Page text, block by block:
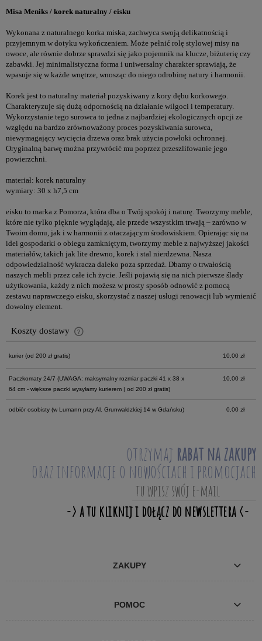
Misa Meniks / korek naturalny / eisku
Wykonana z naturalnego korka miska, zachwyca swoją delikatnością i
przyjemnym w dotyku wykończeniem. Może pełnić rolę stylowej misy na
owoce, ale równie dobrze sprawdzi się jako pojemnik na klucze, biżuterię czy
zabawki. Jej minimalistyczna forma i uniwersalny charakter sprawiają, że
wpasuje się w każde wnętrze, wnosząc do niego odrobinę natury i harmonii.
Korek jest to naturalny materiał pozyskiwany z kory dębu korkowego.
Charakteryzuje się dużą odpornością na działanie wilgoci i temperatury.
Wykorzystanie tego surowca to jedna z najbardziej ekologicznych opcji ze
względu na bardzo zrównoważony proces pozyskiwania surowca,
niewymagający wycięcia drzewa oraz brak użycia powłoki ochronnej.
Oryginalną barwę można przywrócić mu poprzez przeszlifowanie jego
powierzchni.
materiał: korek naturalny
wymiary: 30 x h7,5 cm
eisku to marka z Pomorza, która dba o Twój spokój i naturę. Tworzymy meble,
które nie tylko pięknie wyglądają, ale przede wszystkim trwają – zarówno w
Twoim domu, jak i w harmonii z otaczającym środowiskiem. Opierając się na
idei gospodarki o obiegu zamkniętym, tworzymy meble z najwyższej jakości
materiałów, takich jak lite drewno, korek i stal nierdzewna. Nasza
odpowiedzialność wykracza daleko poza sprzedaż. Dbamy o trwałością
naszych mebli przez całe ich życie. Jeśli pojawią się na nich pierwsze ślady
użytkowania, każdy z nich możesz w prosty sposób odnowić z pomocą
zestawu naprawczego eisku, skorzystać z naszej usługi renowacji lub wymienić
dowolny element.
Koszty dostawy
Cena nie zawiera ewentualnych kosztów płatności
kurier (od 200 zł gratis) 10,00 zł
Paczkomaty 24/7 (UWAGA: maksymalny rozmiar paczki 41 x 38 x
64 cm - większe paczki wysyłamy kurierem | od 200 zł gratis)
10,00 zł
odbiór osobisty (w Lumann przy Al. Grunwaldzkiej 14 w Gdańsku) 0,00 zł
otrzymaj rabat na zakupy
oraz informacje o nowościach i promocjach
ZAKUPY
POMOC